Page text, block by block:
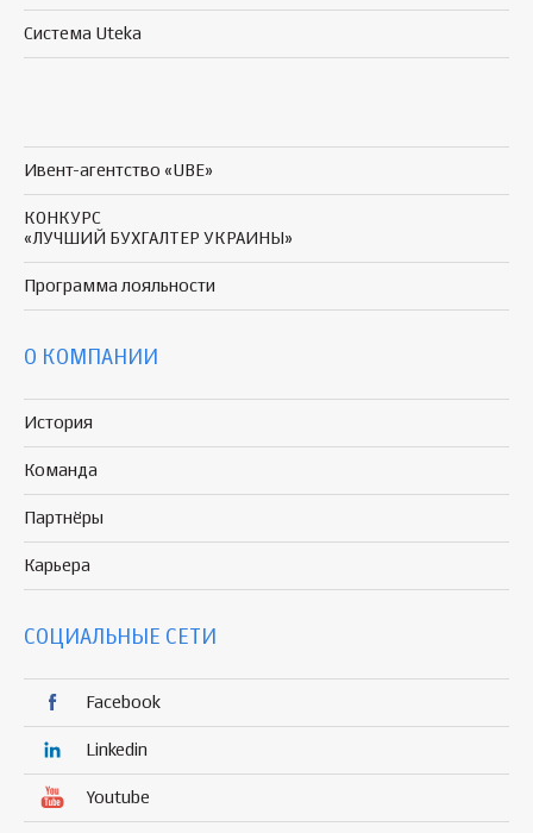
Система Uteka
Ивент-агентство «UBE»
КОНКУРС
«ЛУЧШИЙ БУХГАЛТЕР УКРАИНЫ»
Программа лояльности
О КОМПАНИИ
История
Команда
Партнёры
Карьера
СОЦИАЛЬНЫЕ СЕТИ
Facebook
Linkedin
Youtube